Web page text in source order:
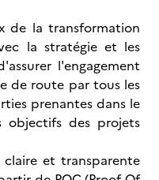
de la transformation
la stratégie et les
l'engagement
de route par tous les
prenantes dans le
objectifs des projets
et transparente